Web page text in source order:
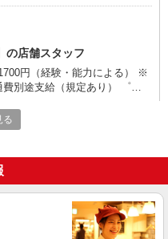
の店舗スタッフ
円（経験・能力による） ※
途支給（規定あり） ゜
・。○。・゜+゜ 入社祝い金10
softbankショップ
機種に詳しくなれる携帯販
る